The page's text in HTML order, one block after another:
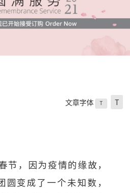
文章字体 T T
节，因为疫情的缘故，
圆变成了一个未知数，